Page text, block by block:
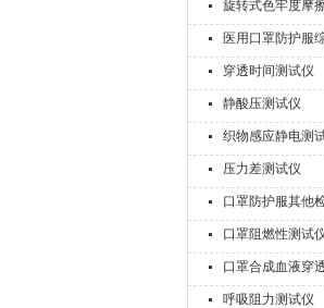
旋转式色牢度摩
医用口罩防护服
机
穿透时间测试仪
静酸压测试仪
织物感应静电测
压力差测试仪
口罩防护服其他
口罩阻燃性测试
口罩合成血液穿
呼吸阻力测试仪